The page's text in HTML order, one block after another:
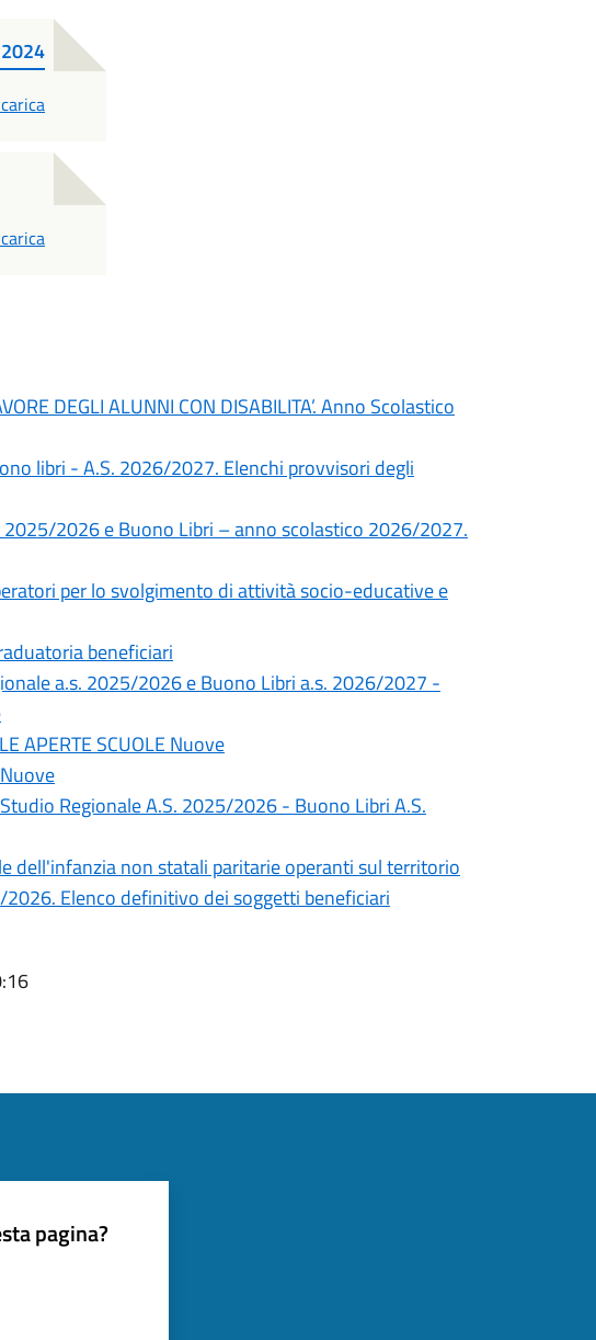
DEGLI ALUNNI CON DISABILITA’. Anno Scolastico
libri - A.S. 2026/2027. Elenchi provvisori degli
2026 e Buono Libri – anno scolastico 2026/2027.
per lo svolgimento di attività socio-educative e
beneficiari
a.s. 2025/2026 e Buono Libri a.s. 2026/2027 -
APERTE SCUOLE Nuove
Regionale A.S. 2025/2026 - Buono Libri A.S.
dell'infanzia non statali paritarie operanti sul territorio
Elenco definitivo dei soggetti beneficiari
pagina?